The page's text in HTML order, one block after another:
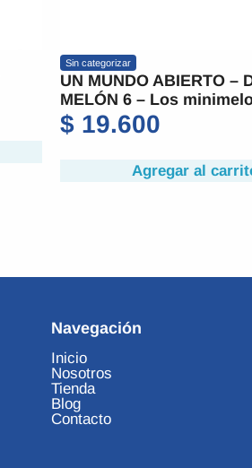
Sin categorizar
UN MUNDO ABIERTO –
MELÓN 6 – Los
$ 19.600
Agregar al
Navegación
Inicio
Nosotros
Tienda
Blog
Contacto